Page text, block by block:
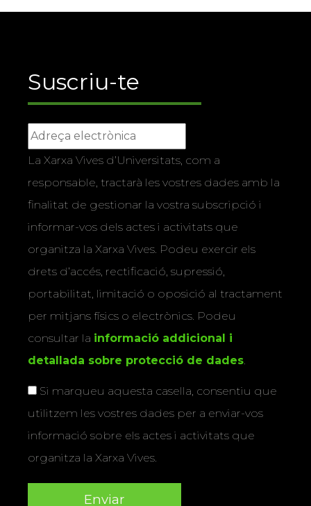
Suscriu-te
La Xarxa Vives d’Universitats, com a
responsable, tractarà les vostres dades amb la
finalitat de gestionar la vostra subscripció i
informar-vos dels actes i activitats que
organitza la Xarxa Vives. Podeu exercir els
drets d’accés, rectificació, supressió,
portabilitat, limitació o oposició al tractament
per mitjans físics o electrònics. Podeu
consultar la informació addicional i
detallada sobre protecció de dades.
Si marqueu aquesta casella, consentiu que
utilitzem les vostres dades per a enviar-vos
informació sobre els actes i activitats que
organitza la Xarxa Vives.